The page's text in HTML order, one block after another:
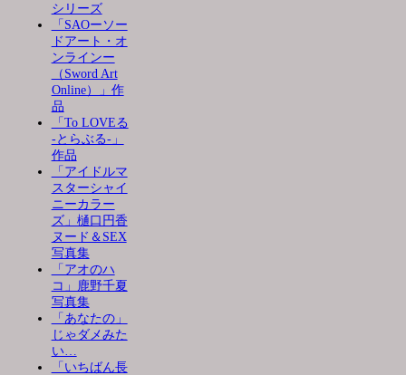
シリーズ
「SAOーソー
ドアート・オ
ンラインー
（Sword Art
Online）」作
品
「To LOVEる
-とらぶる-」
作品
「アイドルマ
スターシャイ
ニーカラー
ズ」樋口円香
ヌード＆SEX
写真集
「アオのハ
コ」鹿野千夏
写真集
「あなたの」
じゃダメみた
い…
「いちばん長